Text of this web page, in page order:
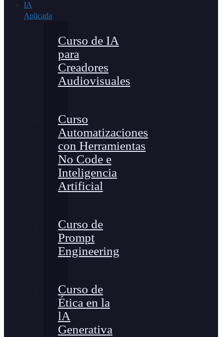
IA
Aplicada
Curso de IA
para
Creadores
Audiovisuales
Curso
Automatizaciones
con Herramientas
No Code e
Inteligencia
Artificial
Curso de
Prompt
Engineering
Curso de
Ética en la
lA
Generativa